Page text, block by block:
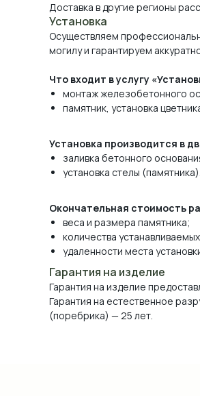
Доставка в другие регионы
Установка
Осуществляем
могилу и гарантируем
Что входит в услугу
монтаж железобетонного
памятник, установка
Установка производится в
заливка бетонного
установка стелы (памятника).
Окончательная стоимость
веса и размера памятника;
количества
удаленности места
Гарантия на изделие
Гарантия на изделие
Гарантия на естественное
(поребрика) — 25 лет.